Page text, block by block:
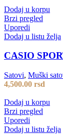
Dodaj u korpu
Brzi pregled
Uporedi
Dodaj u listu želja
CASIO
Satovi, Muški
4,500.00 rsd
Dodaj u korpu
Brzi pregled
Uporedi
Dodaj u listu želja